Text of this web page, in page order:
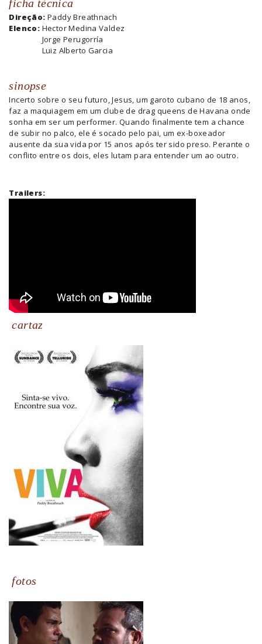
ficha técnica
Direção: Paddy Breathnach
Elenco: Hector Medina Valdez
Jorge Perugorría
Luiz Alberto Garcia
sinopse
Incerto sobre o seu futuro, Jesus, um garoto cubano de 18 anos,
faz a maquiagem em um clube de drag queens de Havana onde
sonha em ser um performer. Quando finalmente tem a chance
de subir no palco, ele é socado pelo pai, um ex-boxeador
ausente da sua vida por 15 anos após ter sido preso. Perante o
conflito entre os dois, eles lutam para entender um ao outro.
Trailers:
cartaz
fotos